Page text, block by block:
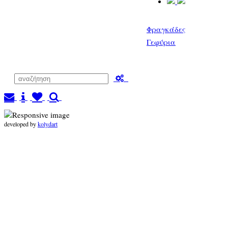
Φραγκάδες
Γεφύρια
developed bykolydart